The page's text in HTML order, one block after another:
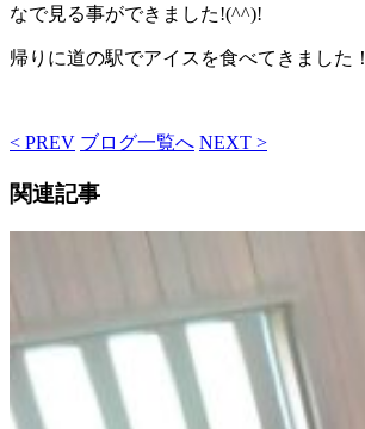
なで見る事ができました!(^^)!
帰りに道の駅でアイスを食べてきました！
< PREV ブログ一覧へ NEXT >
関連記事